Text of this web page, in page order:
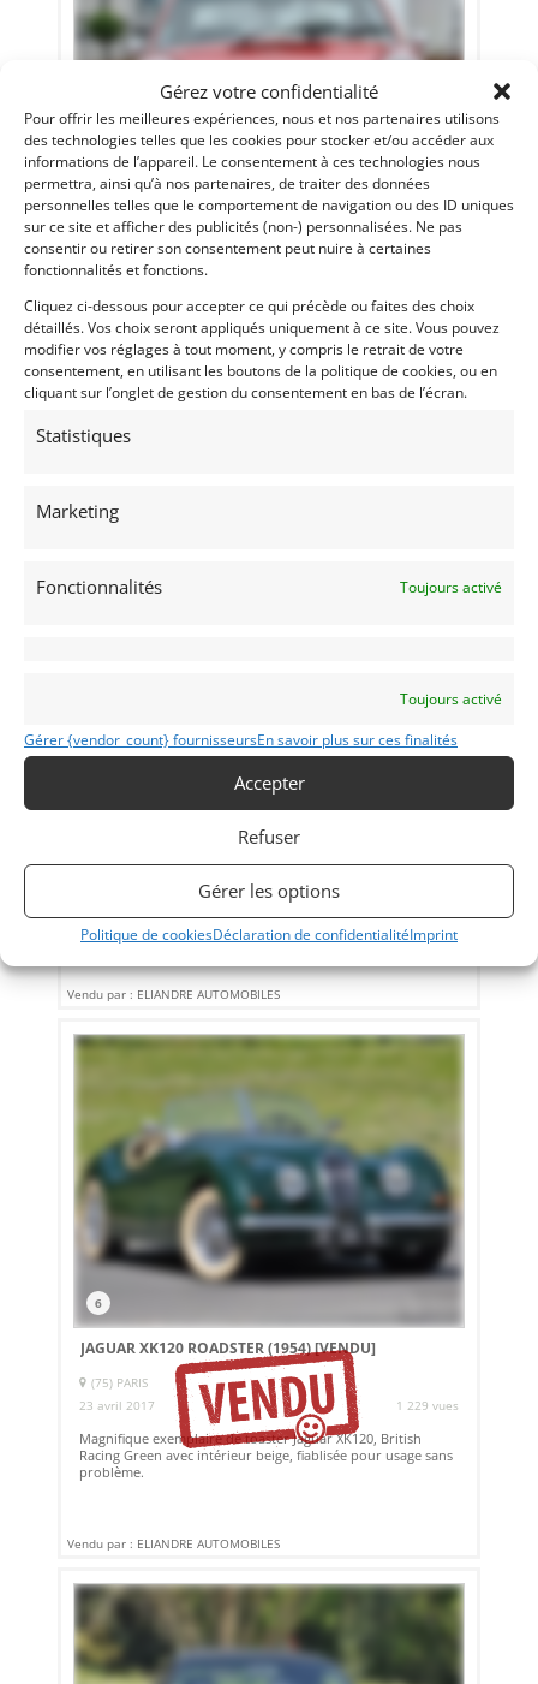
Gérez votre confidentialité
Pour offrir les meilleures expériences, nous et nos partenaires utilisons
des technologies telles que les cookies pour stocker et/ou accéder aux
informations de l’appareil. Le consentement à ces technologies nous
permettra, ainsi qu’à nos partenaires, de traiter des données
personnelles telles que le comportement de navigation ou des ID uniques
sur ce site et afficher des publicités (non-) personnalisées. Ne pas
consentir ou retirer son consentement peut nuire à certaines
fonctionnalités et fonctions.
Cliquez ci-dessous pour accepter ce qui précède ou faites des choix
détaillés. Vos choix seront appliqués uniquement à ce site. Vous pouvez
modifier vos réglages à tout moment, y compris le retrait de votre
consentement, en utilisant les boutons de la politique de cookies, ou en
cliquant sur l’onglet de gestion du consentement en bas de l’écran.
Statistiques
Marketing
Fonctionnalités Toujours activé
Toujours activé
Gérer {vendor_count} fournisseursEn savoir plus sur ces finalités
Accepter
Refuser
Gérer les options
Politique de cookiesDéclaration de confidentialitéImprint
8
PORSCHE 911 T 2,0 (1968)[VENDU]
25 septembre 2017
626 vues
Superbe exemplaire de 911 T avec certificat d'authenticité
Porsche "matching number".
Vendu par : ELIANDRE AUTOMOBILES
5
JAGUAR XJS CABRIOLET 4.0 (1995)
V8 4.L. Import US, jantes 17", radars de recul, sièges
électriques à mémoire, boîte automatique, très bel état
Vendu par : ELIANDRE AUTOMOBILES
6
JAGUAR XK120 ROADSTER (1954)[VENDU]
(75) PARIS
23 avril 2017
1 229 vues
Magnifique exemplaire de toaster Jaguar XK120, British
Racing Green avec intérieur beige, fiablisée pour usage sans
problème.
Vendu par : ELIANDRE AUTOMOBILES